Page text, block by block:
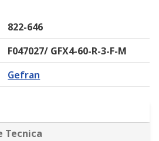
822-646
F047027/ GFX4-60-R-3-F-M
Gefran
Tecnica